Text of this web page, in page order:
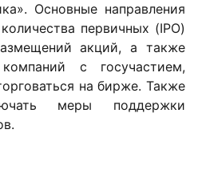
Основные направления
первичных (IPO)
акций, а также
с госучастием,
на бирже. Также
меры поддержки